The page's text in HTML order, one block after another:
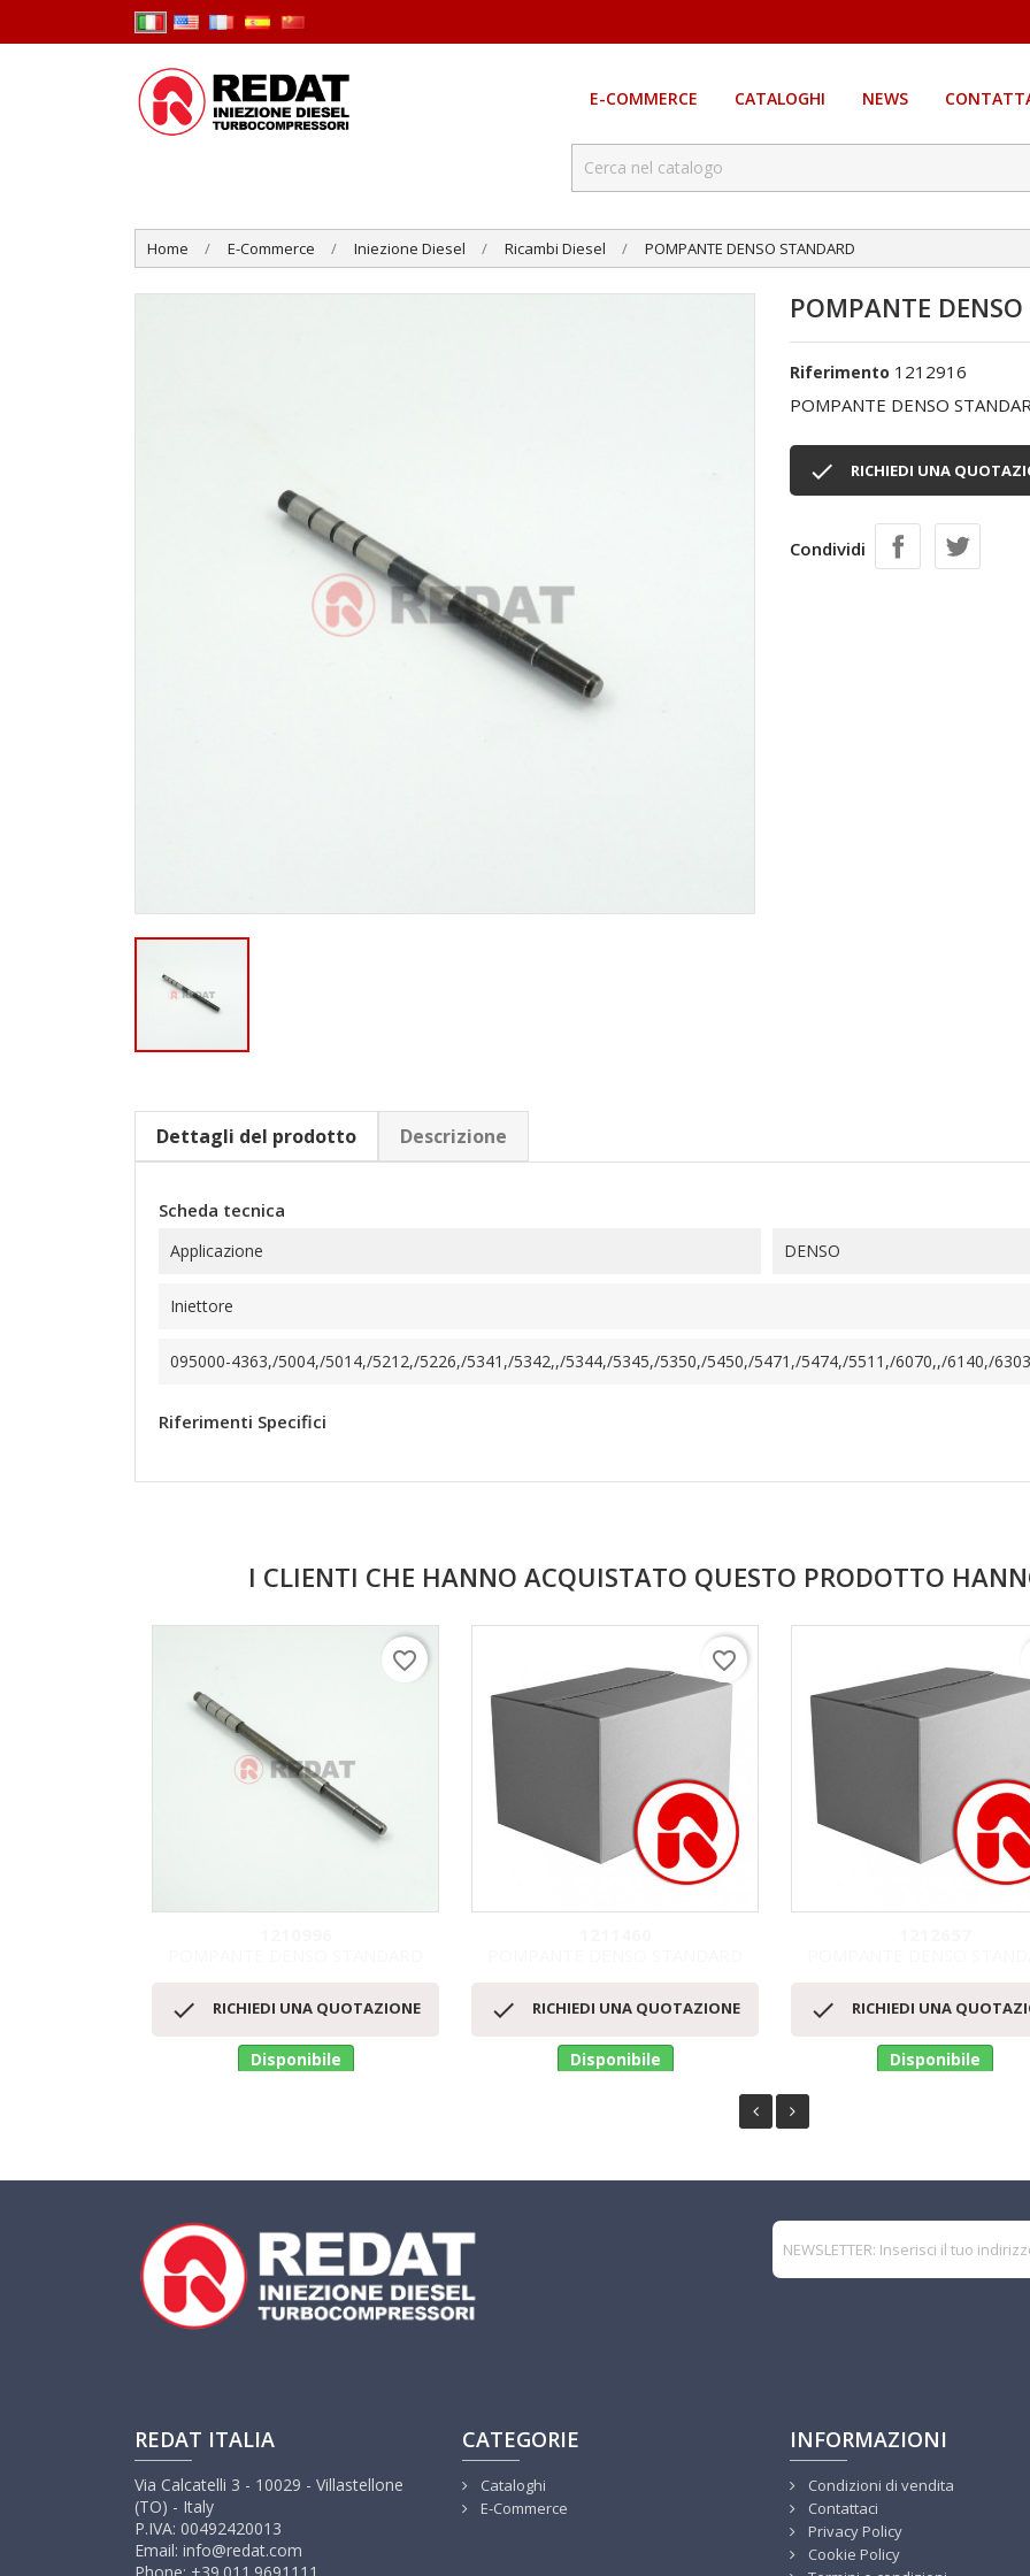
E-COMMERCE CATALOGHI NEWS
Home E-Commerce Iniezione Diesel Ricambi Diesel POMPANTE DENSO STANDARD
POMPANTE
Riferimento 1212916
POMPANTE DENSO
 RICHIEDI UNA
Condividi
Dettagli del prodotto Descrizione
Scheda tecnica
Applicazione DENSO
Iniettore
095000-4363,/5004,/5014,/5212,/5226,/5341,/5342,,/5344,/5345,/5350,/5450,/5471,/5474,/5511,/6070,,/6140,/
Riferimenti Specifici
I CLIENTI CHE HANNO ACQUISTATO QUESTO PRODOTTO
Anteprima
 RICHIEDI UNA QUOTAZIONE
Disponibile
favorite_border
Anteprima
 RICHIEDI UNA QUOTAZIONE
Disponibile
favorite_border
Anteprima
 RICHIEDI UNA
Disponibile
REDAT ITALIA
Via Calcatelli 3 - 10029 - Villastellone
(TO) - Italy
P.IVA: 00492420013
Email: info@redat.com
CATEGORIE
Cataloghi
E-Commerce
INFORMAZIONI
Condizioni di vendita
Contattaci
Privacy Policy
Cookie Policy